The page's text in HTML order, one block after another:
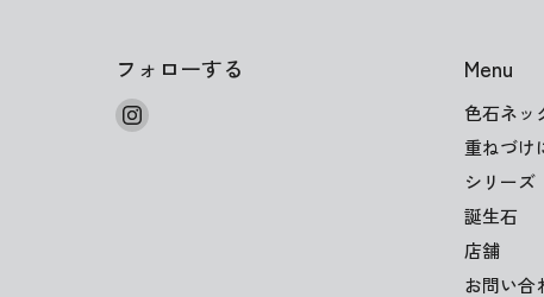
フォローする
Instagram
Menu
色石ネッ
重ねづけ
シリーズ
誕生石
店舗
お問い合